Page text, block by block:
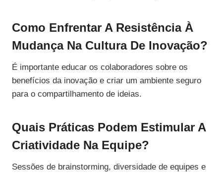
Como Enfrentar A Resistência À
Mudança Na Cultura De Inovação?
É importante educar os colaboradores sobre os
benefícios da inovação e criar um ambiente seguro
para o compartilhamento de ideias.
Quais Práticas Podem Estimular A
Criatividade Na Equipe?
Sessões de brainstorming, diversidade de equipes e